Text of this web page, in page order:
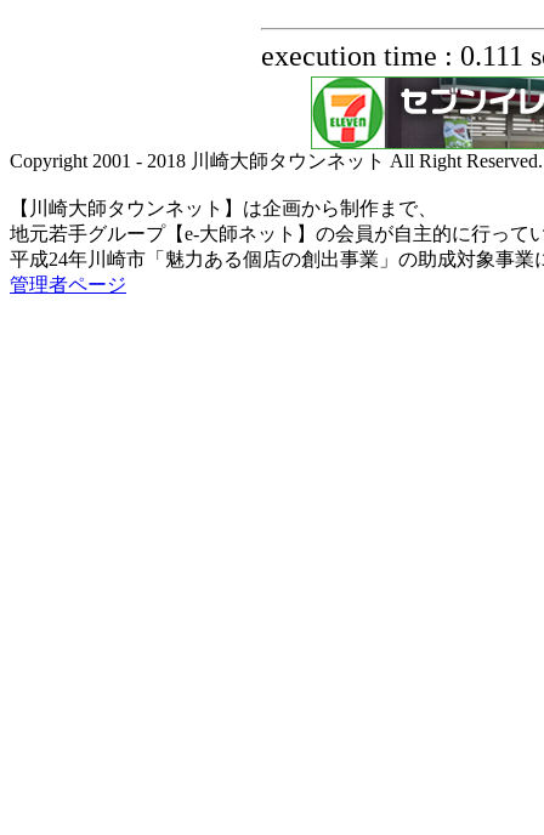
execution time : 0.111
Copyright 2001 - 2018 川崎大師タウンネット All Right Reserved.
【川崎大師タウンネット】は企画から制作まで、
地元若手グループ【e-大師ネット】の会員が自主的に行って
平成24年川崎市「魅力ある個店の創出事業」の助成対象事業
管理者ページ